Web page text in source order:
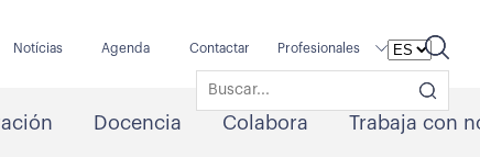
Notícias Agenda Contactar Profesionales
Docencia Colabora Trabaja con